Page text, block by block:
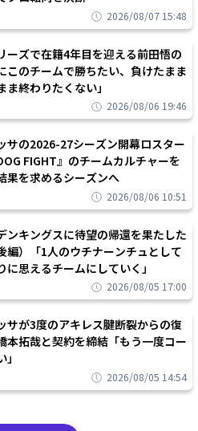
2026/08/07 15:48
ーズで在籍4年目を迎える前田悟の
このチームで勝ちたい、負けたまま
ま終わりたくない」
2026/08/06 19:46
サの2026-27シーズン開幕ロスター
FIGHT』のチームカルチャーを
果を求めるシーズンへ
2026/08/06 10:51
ンキングスに待望の帰還を果たした
編）「1人のウチナーンチュとして
に思えるチームにしていく」
2026/08/05 17:00
サが3度のアキレス腱断裂からの復
本拓哉と契約を締結「もう一度コー
2026/08/05 14:54